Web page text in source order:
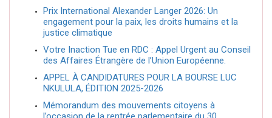
Prix International Alexander Langer 2026: Un
engagement pour la paix, les droits humains et la
justice climatique
Votre Inaction Tue en RDC : Appel Urgent au Conseil
des Affaires Étrangère de l’Union Européenne.
APPEL À CANDIDATURES POUR LA BOURSE LUC
NKULULA, ÉDITION 2025-2026
Mémorandum des mouvements citoyens à